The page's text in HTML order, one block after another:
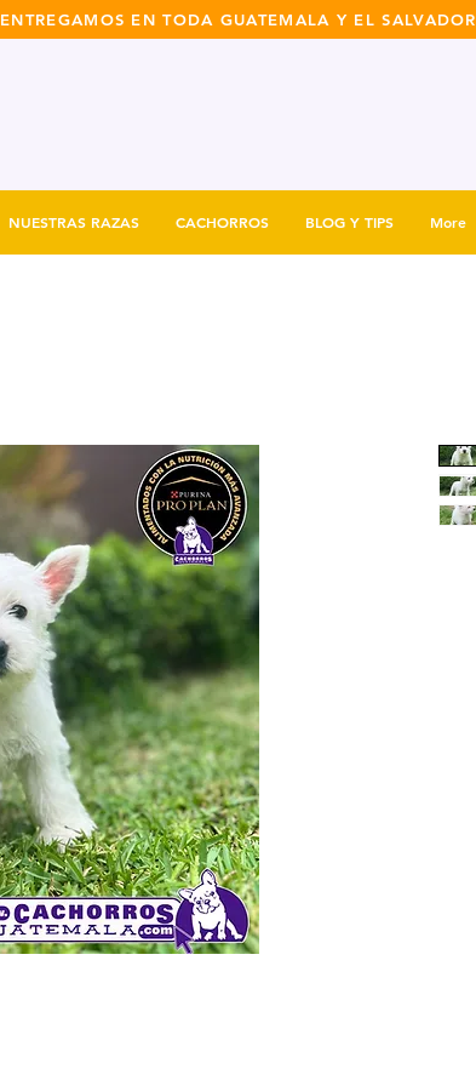
ENTREGAMOS EN TODA GUATEMALA Y EL SALVADOR
NUESTRAS RAZAS CACHORROS BLOG Y TIPS More